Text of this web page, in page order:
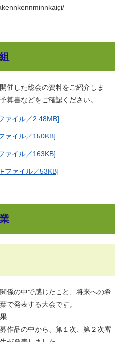
催した総会の資料をご紹介しま
算書などをご確認ください。
ァイル／2.48MB]
ァイル／150KB]
ァイル／163KB]
ファイル／53KB]
係の中で感じたこと、将来への希
で発表する大会です。
作品の中から、第１次、第２次審